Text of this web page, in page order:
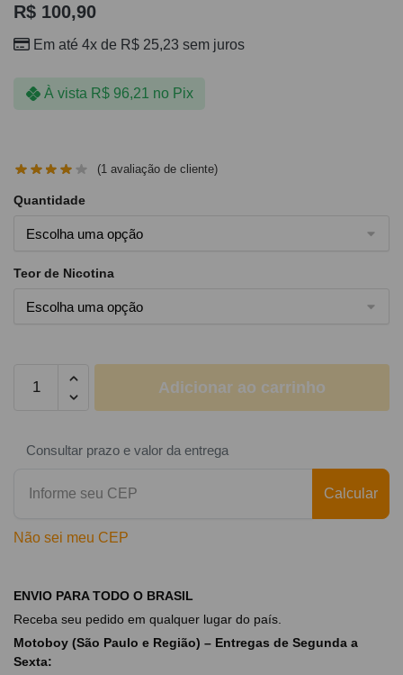
R$ 100,90
Em até 4x de R$ 25,23 sem juros
À vista R$96,21 no Pix
(1 avaliação de cliente)
Quantidade
Teor de Nicotina
Adicionar ao carrinho
Consultar prazo e valor da entrega
Calcular
Não sei meu CEP
ENVIO PARA TODO O BRASIL
Receba seu pedido em qualquer lugar do país.
Motoboy (São Paulo e Região) – Entregas de Segunda a
Sexta: